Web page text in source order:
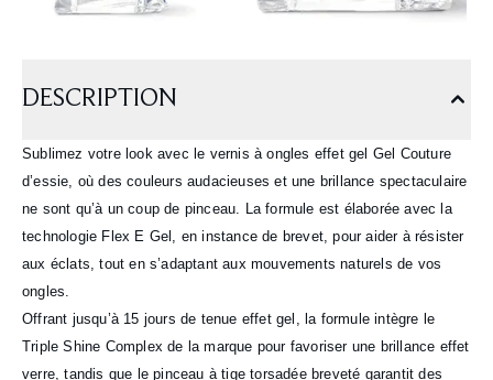
DESCRIPTION
Sublimez votre look avec le vernis à ongles effet gel Gel Couture
d’essie, où des couleurs audacieuses et une brillance spectaculaire
ne sont qu’à un coup de pinceau. La formule est élaborée avec la
technologie Flex E Gel, en instance de brevet, pour aider à résister
aux éclats, tout en s’adaptant aux mouvements naturels de vos
ongles.
Offrant jusqu’à 15 jours de tenue effet gel, la formule intègre le
Triple Shine Complex de la marque pour favoriser une brillance effet
verre, tandis que le pinceau à tige torsadée breveté garantit des